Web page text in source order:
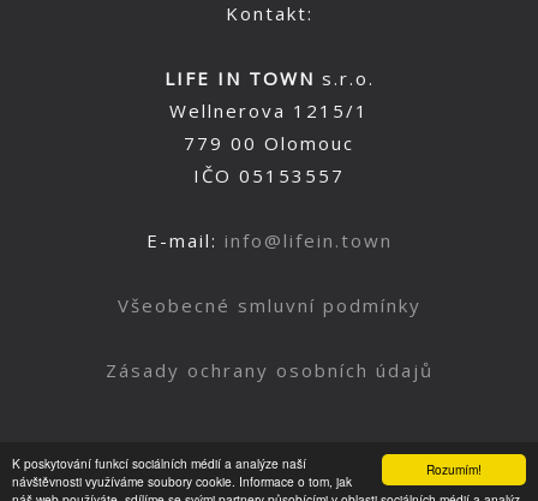
Rozumím!
K poskytování funkcí sociálních médií a analýze naší
návštěvnosti využíváme soubory cookie. Informace o tom, jak
Kontakt:
LIFE IN TOWN s.r.o.
Wellnerova 1215/1
779 00 Olomouc
IČO 05153557
E-mail: info@lifein.town
Všeobecné smluvní podmínky
Zásady ochrany osobních údajů
Nahoru